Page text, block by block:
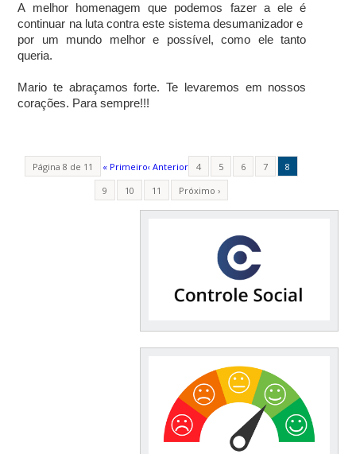
A melhor homenagem que podemos fazer a ele é
continuar na luta contra este sistema desumanizador e
por um mundo melhor e possível, como ele tanto
queria.
Mario te abraçamos forte. Te levaremos em nossos
corações. Para sempre!!!
Página 8 de 11 « Primeiro‹ Anterior 4 5 6 7
8
9
10 11 Próximo ›